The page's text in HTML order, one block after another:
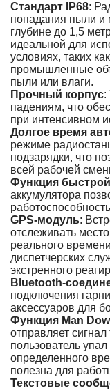
Стандарт IP68:
попадания пыли и
глубине до 1,5
идеальной для
условиях, таких
промышленные
пыли или влаги.
Прочный корпус:
падениям, что
при интенсивном
Долгое время
режиме
подзарядки, что
всей рабочей
Функция быстрой
аккумулятора
GPS-модуль:
отслеживать
реального
диспетчерских
экстренного
Bluetooth-
подключения
аксессуаров для
Функция Man
отправляет
пользователь
определенного
полезна для
Текстовые